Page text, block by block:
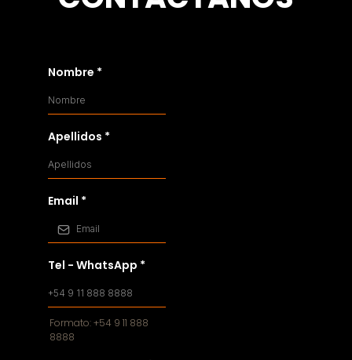
Nombre *
Apellidos *
Email *
Tel - WhatsApp *
Formato: +54 9 11 888
8888